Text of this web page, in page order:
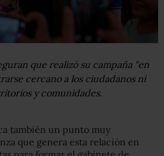
que realizó su campaña "en
cercano a los ciudadanos ni
y comunidades.
también un punto muy
que genera esta relación en